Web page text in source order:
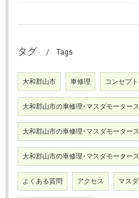
タグ Tags
大和郡山市 車修理 コンセプト
大和郡山市の車修理･マスダモーター
大和郡山市の車修理･マスダモーター
大和郡山市の車修理･マスダモーター
よくある質問 アクセス マス